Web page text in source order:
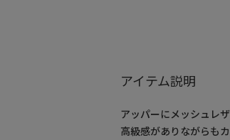
アイテム説明
アッパーにメッシュレ
高級感がありながらも